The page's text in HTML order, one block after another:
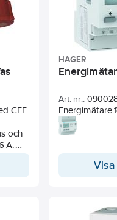
CEE
och
A.
HAGER
Art. nr.:
Energimätare
på 4 moduler,
som används
I, PF, F, P, Q
Visa